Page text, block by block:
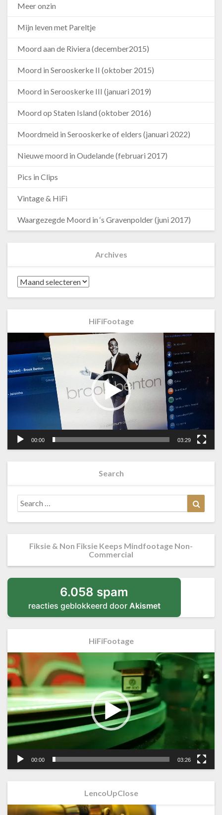
Meer onzin
Mijn leven met Pareltje
Moord aan de Riviera (december2015)
Moord in Serooskerke II (oktober 2015)
Moord in Serooskerke III (januari 2019)
Moord op Staten Island (oktober 2016)
Moordmeid in Serooskerke of elders (januari 2022)
Nieuwe moord in Oudelande (februari 2017)
Pics in Clips
Vintage & HiFi
Waargezegde Moord in ‘s Gravenpolder (juni 2017)
Archives
HiFiFootage
Videospeler
00:00 03:29
Search
Search
for:
Fiksie & Non Fiksie Keeps Mindfootage Non-
Commercial
6.058 spam
reacties geblokkeerd door Akismet
HiFiFootage
Videospeler
00:00 03:26
LencoUpClose